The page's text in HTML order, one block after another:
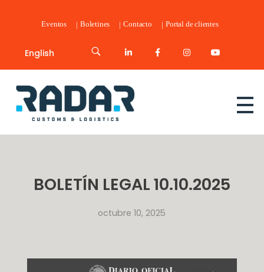
Eventos Boletines Contacto Portal de clientes
English
Radar Customs & Logistics
BOLETÍN LEGAL 10.10.2025
octubre 10, 2025